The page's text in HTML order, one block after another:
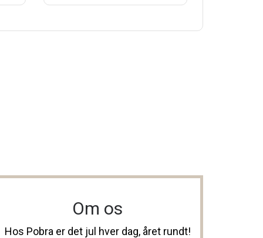
Om os
Hos Pobra er det jul hver dag, året rundt!